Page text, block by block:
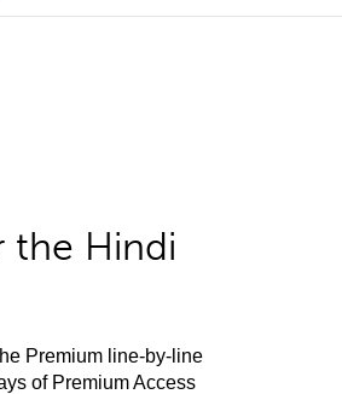
the Hindi
Premium line-by-line
of Premium Access